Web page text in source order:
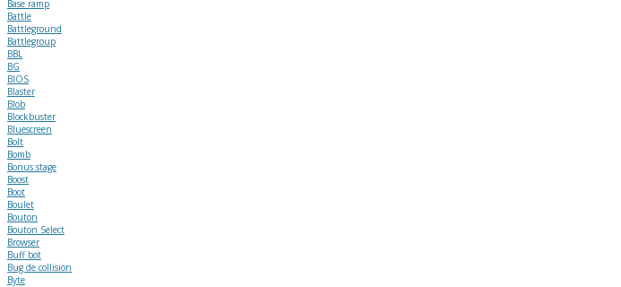
Base ramp
Battle
Battleground
Battlegroup
BBL
BG
BIOS
Blaster
Blob
Blockbuster
Bluescreen
Bolt
Bomb
Bonus stage
Boost
Boot
Boulet
Bouton
Bouton Select
Browser
Buff bot
Bug de collision
Byte